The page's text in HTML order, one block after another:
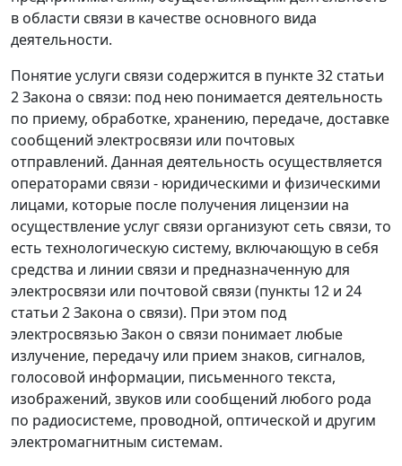
в области связи в качестве основного вида
деятельности.
Понятие услуги связи содержится в пункте 32 статьи
2Закона о связи: под нею понимается деятельность
по приему, обработке, хранению, передаче, доставке
сообщений электросвязи или почтовых
отправлений. Данная деятельность осуществляется
операторами связи - юридическими и физическими
лицами, которые после получения лицензии на
осуществление услуг связи организуют сеть связи, то
есть технологическую систему, включающую в себя
средства и линии связи и предназначенную для
электросвязи или почтовой связи (пункты 12 и 24
статьи 2Закона о связи). При этом под
электросвязью Закон о связи понимает любые
излучение, передачу или прием знаков, сигналов,
голосовой информации, письменного текста,
изображений, звуков или сообщений любого рода
по радиосистеме, проводной, оптической и другим
электромагнитным системам.